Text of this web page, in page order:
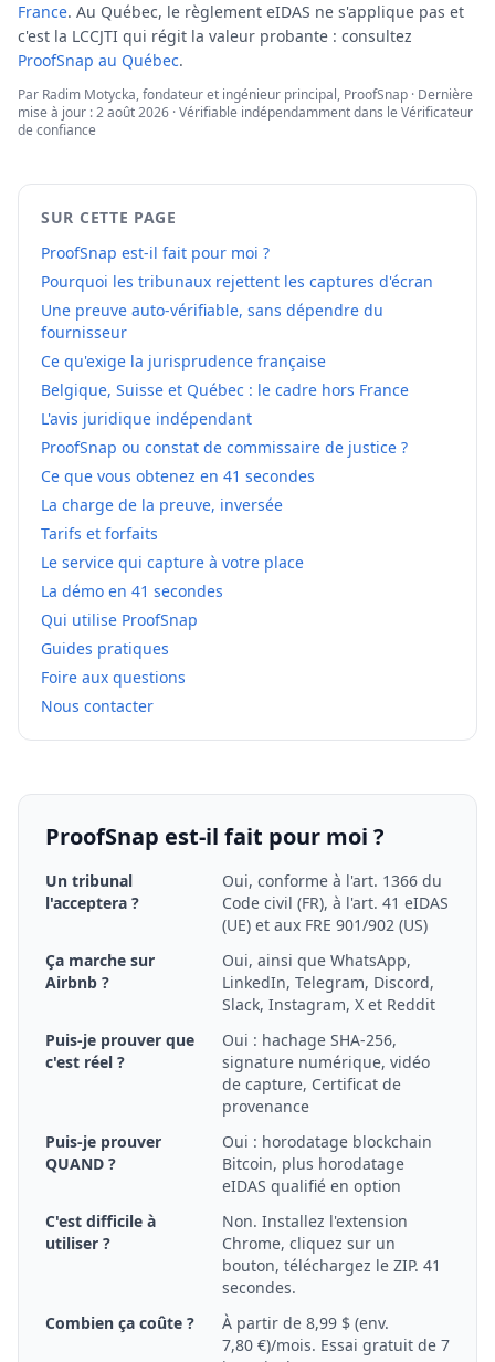
France. Au Québec, le règlement eIDAS ne s'applique pas et
c'est la LCCJTI qui régit la valeur probante : consultez
ProofSnap au Québec.
Par Radim Motycka, fondateur et ingénieur principal, ProofSnap · Dernière
mise à jour : 2 août 2026 · Vérifiable indépendamment dans le Vérificateur
de confiance
SUR CETTE PAGE
ProofSnap est-il fait pour moi ?
Pourquoi les tribunaux rejettent les captures d'écran
Une preuve auto-vérifiable, sans dépendre du
fournisseur
Ce qu'exige la jurisprudence française
Belgique, Suisse et Québec : le cadre hors France
L'avis juridique indépendant
ProofSnap ou constat de commissaire de justice ?
Ce que vous obtenez en 41 secondes
La charge de la preuve, inversée
Tarifs et forfaits
Le service qui capture à votre place
La démo en 41 secondes
Qui utilise ProofSnap
Guides pratiques
Foire aux questions
Nous contacter
ProofSnap est-il fait pour moi ?
Un tribunal
l'acceptera ?
Oui, conforme à l'art. 1366 du
Code civil (FR), à l'art. 41 eIDAS
(UE) et aux FRE 901/902 (US)
Ça marche sur
Airbnb ?
Oui, ainsi que WhatsApp,
LinkedIn, Telegram, Discord,
Slack, Instagram, X et Reddit
Puis-je prouver que
c'est réel ?
Oui : hachage SHA-256,
signature numérique, vidéo
de capture, Certificat de
provenance
Puis-je prouver
QUAND ?
Oui : horodatage blockchain
Bitcoin, plus horodatage
eIDAS qualifié en option
C'est difficile à
utiliser ?
Non. Installez l'extension
Chrome, cliquez sur un
bouton, téléchargez le ZIP. 41
secondes.
Combien ça coûte ?
À partir de 8,99 $ (env.
7,80 €)/mois. Essai gratuit de 7